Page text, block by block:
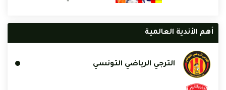
أهم الأندية العالمية
الترجي الرياضي التونسي